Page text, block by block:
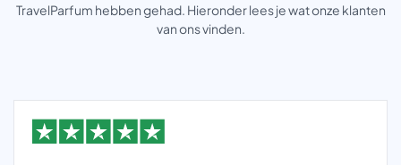
TravelParfum hebben gehad. Hieronder lees je wat onze klanten
van ons vinden.